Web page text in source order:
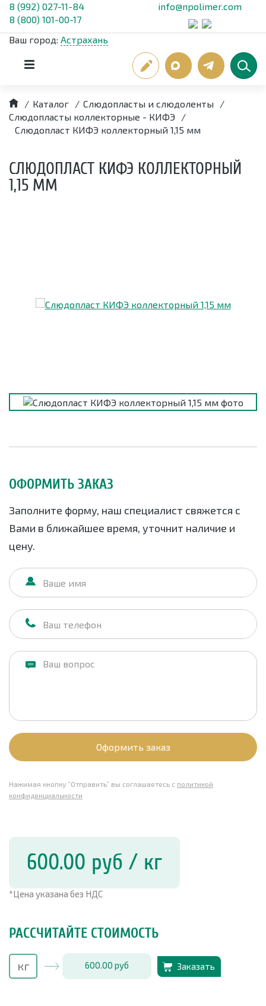
8 (992) 027-11-84
8 (800) 101-00-17
info@npolimer.com
Ваш город: Астрахань
/ Каталог / Слюдопласты и слюдоленты
/
Слюдопласты коллекторные - КИФЭ /
Слюдопласт КИФЭ коллекторный 1,15 мм
СЛЮДОПЛАСТ КИФЭ КОЛЛЕКТОРНЫЙ
1,15 ММ
ОФОРМИТЬ ЗАКАЗ
Заполните форму, наш специалист свяжется с
Вами в ближайшее время, уточнит наличие и
цену.
Оформить заказ
Нажимая кнопку “Отправить” вы соглашаетесь с политикой
конфиденциальности
600.00 руб / кг
*Цена указана без НДС
РАССЧИТАЙТЕ СТОИМОСТЬ
600.00 руб Заказать